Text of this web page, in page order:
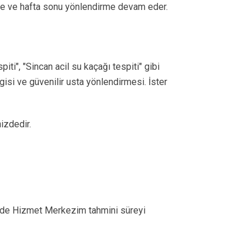
ve hafta sonu yönlendirme devam eder.
"Sincan acil su kaçağı tespiti" gibi
ve güvenilir usta yönlendirmesi. İster
Hizmet Merkezim tahmini süreyi